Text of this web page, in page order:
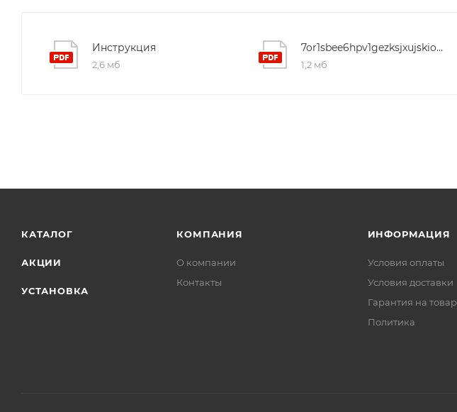
Инструкция
2,6 мб
7or1sbee6hpv1gezksjxujskiourhq93
1,2 мб
КАТАЛОГ
АКЦИИ
УСТАНОВКА
КОМПАНИЯ
О компании
Контакты
ИНФОРМАЦИЯ
Условия оплаты
Условия доставки
Гарантия на товар
Политика